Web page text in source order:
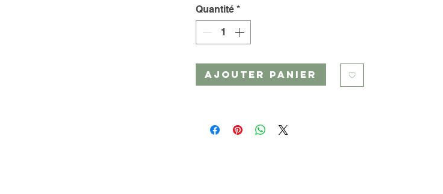
Ravier "Yin & Yang"
BTM651
Bois d'olivier naturel
Fabrication artisanale
Fabriqué en Tunisie
Quantité *
AJOUTER PANIER